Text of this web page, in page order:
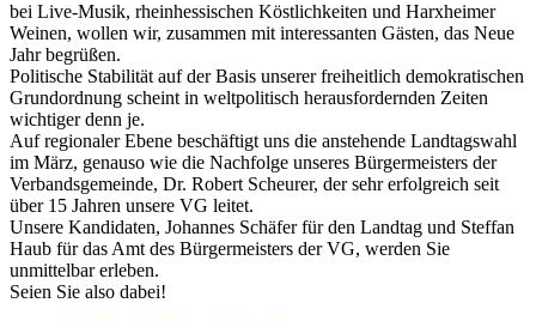
bei Live-Musik, rheinhessischen Köstlichkeiten und Harxheimer
Weinen, wollen wir, zusammen mit interessanten Gästen, das Neue
Jahr begrüßen.
Politische Stabilität auf der Basis unserer freiheitlich demokratischen
Grundordnung scheint in weltpolitisch herausfordernden Zeiten
wichtiger denn je.
Auf regionaler Ebene beschäftigt uns die anstehende Landtagswahl
im März, genauso wie die Nachfolge unseres Bürgermeisters der
Verbandsgemeinde, Dr. Robert Scheurer, der sehr erfolgreich seit
über 15 Jahren unsere VG leitet.
Unsere Kandidaten, Johannes Schäfer für den Landtag und Steffan
Haub für das Amt des Bürgermeisters der VG, werden Sie
unmittelbar erleben.
Seien Sie also dabei!